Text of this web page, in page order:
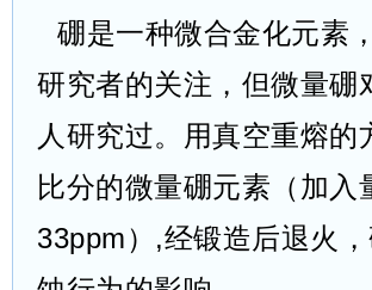
硼是一种微合金化元素
研究者的关注，但微量
人研究过。用真空重熔的
比分的微量硼元素（加
33ppm） ,经锻造后退火